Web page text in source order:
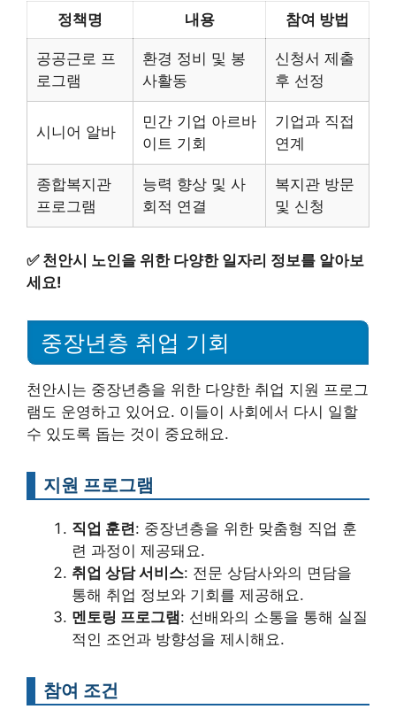
정책명 내용 참여 방법
공공근로 프
로그램
환경 정비 및 봉
사활동
신청서 제출
후 선정
시니어 알바
민간 기업 아르바
이트 기회
기업과 직접
연계
종합복지관
프로그램
능력 향상 및 사
회적 연결
복지관 방문
및 신청
✅ 천안시 노인을 위한 다양한 일자리 정보를 알아보
세요!
중장년층 취업 기회
천안시는 중장년층을 위한 다양한 취업 지원 프로그
램도 운영하고 있어요. 이들이 사회에서 다시 일할
수 있도록 돕는 것이 중요해요.
지원 프로그램
직업 훈련: 중장년층을 위한 맞춤형 직업 훈
련 과정이 제공돼요.
취업 상담 서비스: 전문 상담사와의 면담을
통해 취업 정보와 기회를 제공해요.
멘토링 프로그램: 선배와의 소통을 통해 실질
적인 조언과 방향성을 제시해요.
참여 조건